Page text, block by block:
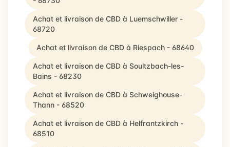
Achat et livraison de CBD à Luemschwiller -
68720
Achat et livraison de CBD à Riespach - 68640
Achat et livraison de CBD à Soultzbach-les-
Bains - 68230
Achat et livraison de CBD à Schweighouse-
Thann - 68520
Achat et livraison de CBD à Helfrantzkirch -
68510